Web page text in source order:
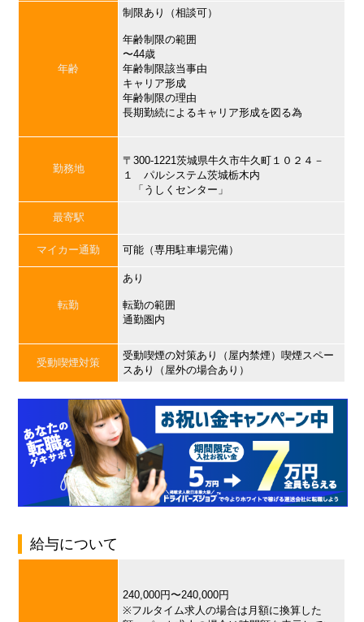
年齢
制限あり（相談可）
年齢制限の範囲
〜44歳
年齢制限該当事由
キャリア形成
年齢制限の理由
長期勤続によるキャリア形成を図る為
勤務地
〒300-1221茨城県牛久市牛久町１０２４－
１ パルシステム茨城栃木内
「うしくセンター」
最寄駅
マイカー通勤 可能（専用駐車場完備）
転勤
あり
転勤の範囲
通勤圏内
受動喫煙対策
受動喫煙の対策あり（屋内禁煙）喫煙スペー
スあり（屋外の場合あり）
給与について
240,000円〜240,000円
※フルタイム求人の場合は月額に換算した